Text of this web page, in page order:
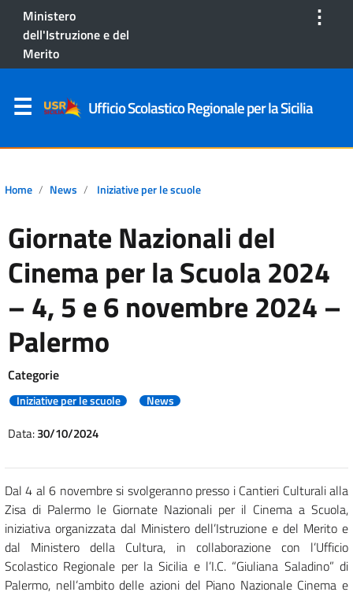
Ministero
dell'Istruzione e del
Merito
⋮
Ufficio Scolastico Regionale per la Sicilia
Home News Iniziative per le scuole
Giornate Nazionali del
Cinema per la Scuola 2024
– 4, 5 e 6 novembre 2024 –
Palermo
Categorie
Iniziative per le scuole News
Data:30/10/2024
Dal 4 al 6 novembre si svolgeranno presso i Cantieri Culturali alla
Zisa di Palermo le Giornate Nazionali per il Cinema a Scuola,
iniziativa organizzata dal Ministero dell’Istruzione e del Merito e
dal Ministero della Cultura, in collaborazione con l’Ufficio
Scolastico Regionale per la Sicilia e l’I.C. “Giuliana Saladino” di
Palermo, nell’ambito delle azioni del Piano Nazionale Cinema e